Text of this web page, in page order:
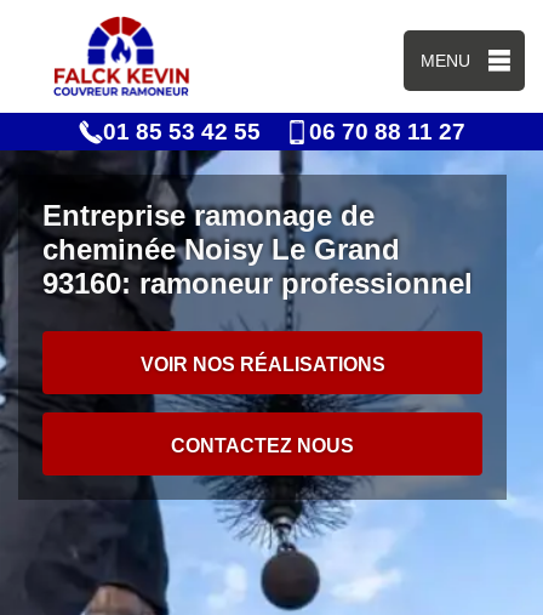
MENU
01 85 53 42 55 06 70 88 11 27
Entreprise ramonage de
cheminée Noisy Le Grand
93160: ramoneur professionnel
VOIR NOS RÉALISATIONS
CONTACTEZ NOUS